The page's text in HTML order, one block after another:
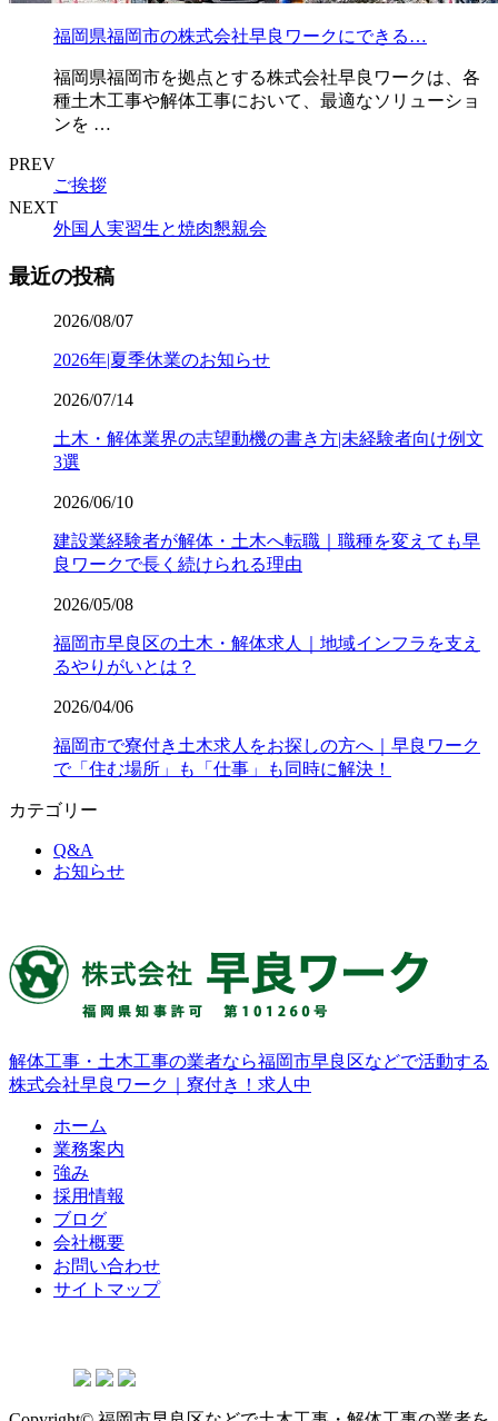
福岡県福岡市の株式会社早良ワークにできる…
福岡県福岡市を拠点とする株式会社早良ワークは、各
種土木工事や解体工事において、最適なソリューショ
ンを …
PREV
ご挨拶
NEXT
外国人実習生と焼肉懇親会
最近の投稿
2026/08/07
2026年|夏季休業のお知らせ
2026/07/14
土木・解体業界の志望動機の書き方|未経験者向け例文
3選
2026/06/10
建設業経験者が解体・土木へ転職｜職種を変えても早
良ワークで長く続けられる理由
2026/05/08
福岡市早良区の土木・解体求人｜地域インフラを支え
るやりがいとは？
2026/04/06
福岡市で寮付き土木求人をお探しの方へ｜早良ワーク
で「住む場所」も「仕事」も同時に解決！
カテゴリー
Q&A
お知らせ
解体工事・土木工事の業者なら福岡市早良区などで活動する
株式会社早良ワーク｜寮付き！求人中
ホーム
業務案内
強み
採用情報
ブログ
会社概要
お問い合わせ
サイトマップ